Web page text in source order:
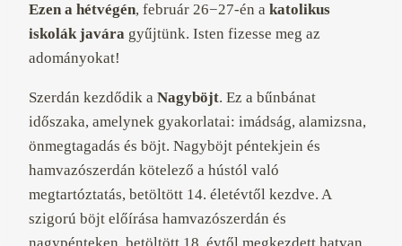
Ezen a hétvégén, február 26−27-én a katolikus
iskolák javára gyűjtünk. Isten fizesse meg az
adományokat!
Szerdán kezdődik a Nagyböjt. Ez a bűnbánat
időszaka, amelynek gyakorlatai: imádság, alamizsna,
önmegtagadás és böjt. Nagyböjt péntekjein és
hamvazószerdán kötelező a hústól való
megtartóztatás, betöltött 14. életévtől kezdve. A
szigorú böjt előírása hamvazószerdán és